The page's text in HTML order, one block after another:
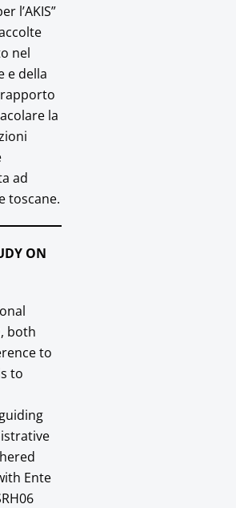
l’AKIS”
nel
e della
la
ad
toscane.
ON
both
to
to
Ente